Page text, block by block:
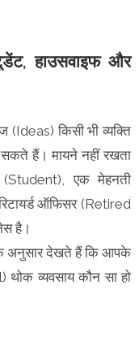
हाउसवाइफ और
(Ideas) किसी भी व्यक्ति
हैं। मायने नहीं रखता
एक मेहनती
ऑफिसर (Retired
है।
अनुसार देखते हैं कि आपके
व्यवसाय कौन सा हो